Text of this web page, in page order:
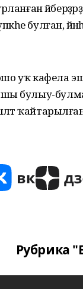
булған,
уҡ кафела
булыу-
Рубрика